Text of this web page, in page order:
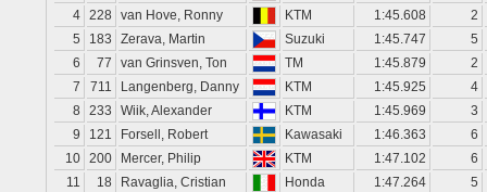
4 228 van Hove, Ronny KTM 1:45.608
2
5
183 Zerava, Martin Suzuki 1:45.747
5
6
77 van Grinsven, Ton TM 1:45.879
2
7
711 Langenberg, Danny KTM 1:45.925
4
8
233 Wiik, Alexander KTM 1:45.969
3
9
121 Forsell, Robert Kawasaki 1:46.363
6
10 200 Mercer, Philip KTM 1:47.102
6
11
18 Ravaglia, Cristian Honda 1:47.264
5